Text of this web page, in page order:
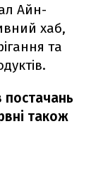
Айн-
хаб,
та
постачань
також